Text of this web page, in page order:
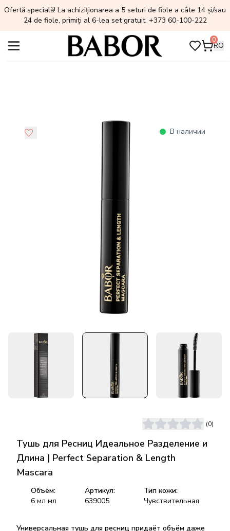
Ofertă specială! La achiziționarea a 5 seturi de fiole a câte 14 și/sau
24 de fiole, primiți al 6-lea set gratuit. +373 60-100-222
0
RO
В наличии
(0)
Тушь для Ресниц Идеальное Разделение и
Длина | Perfect Separation & Length
Mascara
Объём:
6 мл мл
Артикул:
639005
Тип кожи:
Чувствительная
Универсальная тушь для ресниц придаёт объём даже